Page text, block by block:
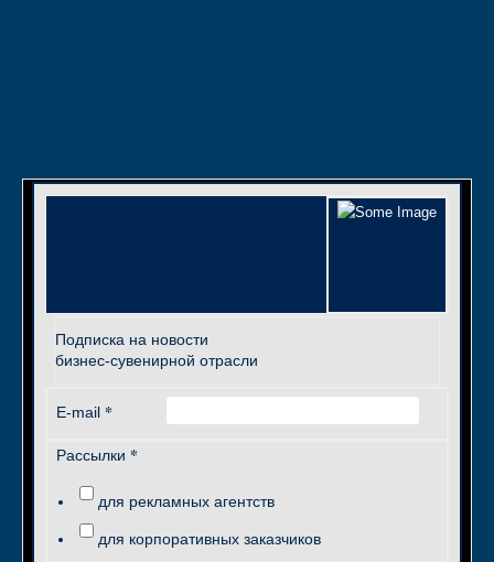
Подписка на новости
бизнес-сувенирной отрасли
E-mail *
Рассылки *
для рекламных агентств
для корпоративных заказчиков